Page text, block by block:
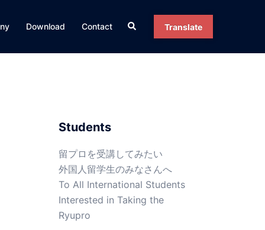
Download Contact
Students
留プロを受講してみたい
外国人留学生のみなさんへ
To All International Students
Interested in Taking the
Ryupro
Translate